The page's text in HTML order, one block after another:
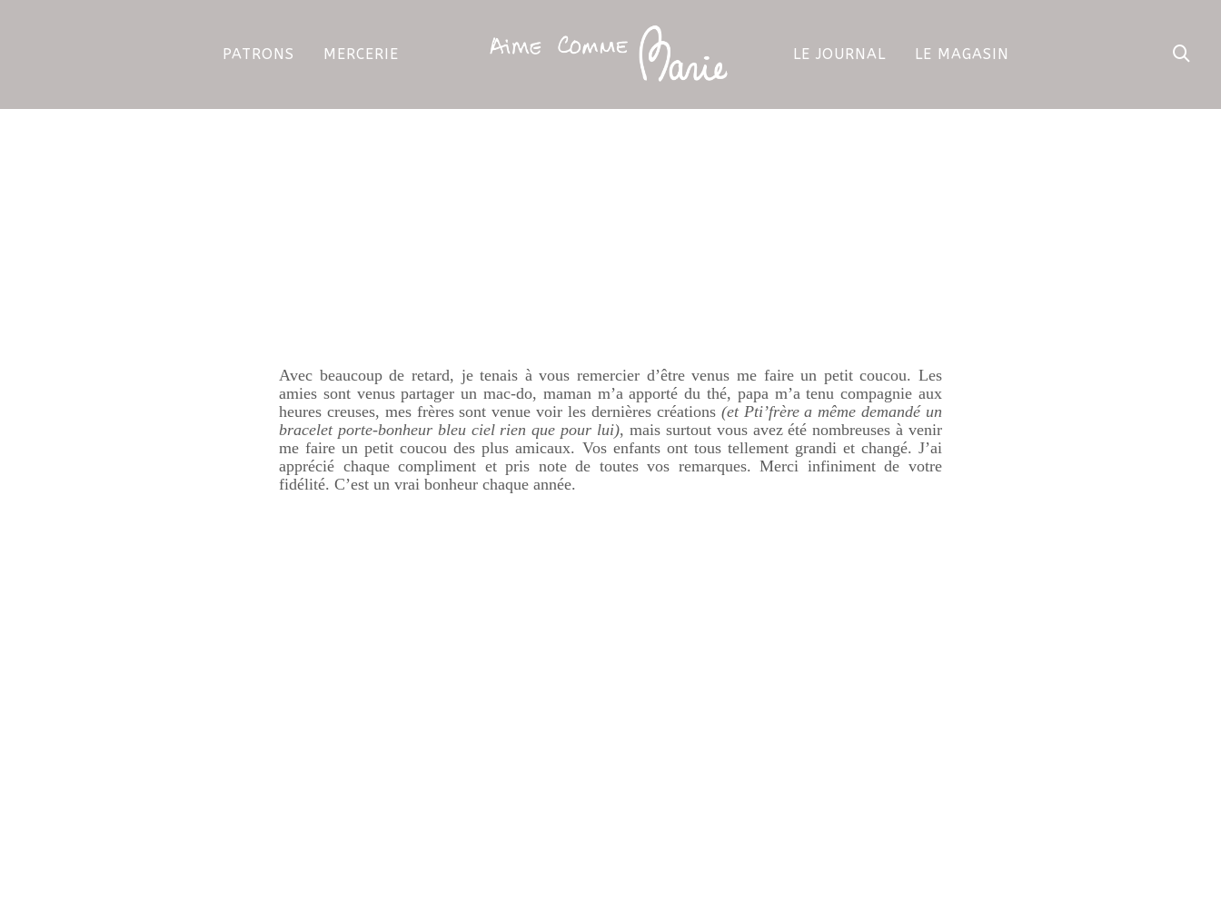
PATRONS MERCERIE LE JOURNAL LE MAGASIN
Avec beaucoup de retard, je tenais à vous remercier d’être venus me faire un petit coucou. Les
amies sont venus partager un mac-do, maman m’a apporté du thé, papa m’a tenu compagnie aux
heures creuses, mes frères sont venue voir les dernières créations (et Pti’frèrea même demandé un
bracelet porte-bonheur bleu ciel rien que pour lui), mais surtout vous avez été nombreuses à venir
me faire un petit coucou des plus amicaux. Vos enfants ont tous tellement grandi et changé. J’ai
apprécié chaque compliment et pris note de toutes vos remarques. Merci infiniment de votre
fidélité. C’est un vrai bonheur chaque année.